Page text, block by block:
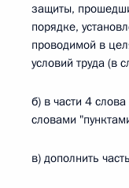
защиты,
порядке,
проводимой в
условий труда (в
б) в части 4
словами
в) дополнить